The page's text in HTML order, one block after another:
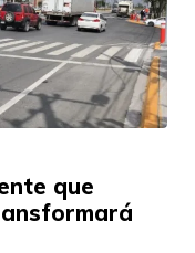
que